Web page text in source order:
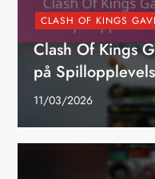
CLASH OF KINGS
Clash Of Kings
på
11/03/2026